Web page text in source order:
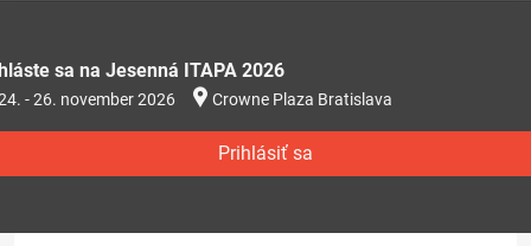
sa na Jesenná ITAPA 2026
- 26. november 2026 Crowne Plaza Bratislava
Prihlásiť sa